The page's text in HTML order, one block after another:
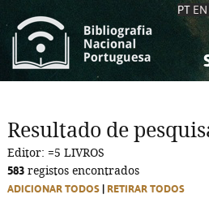
PT EN
Resultado de
Editor: =5 LIVROS
583 registos encontrados
ADICIONAR TODOS RETIRAR TODOS